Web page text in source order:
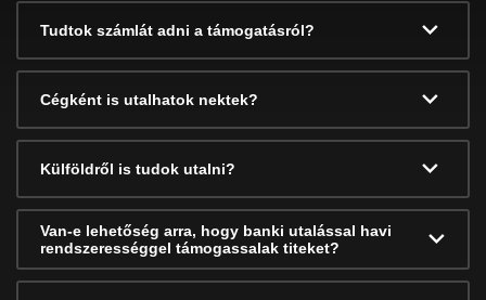
Tudtok számlát adni a támogatásról?
Cégként is utalhatok nektek?
Külföldről is tudok utalni?
Van-e lehetőség arra, hogy banki utalással havi
rendszerességgel támogassalak titeket?